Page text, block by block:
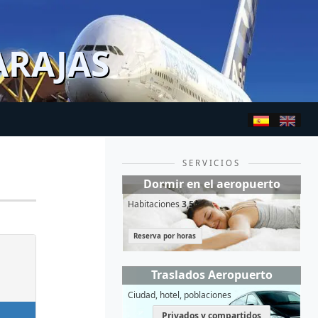
SERVICIOS
Dormir en el aeropuerto
Habitaciones3,5*
Reserva por horas
Traslados Aeropuerto
Ciudad, hotel, poblaciones